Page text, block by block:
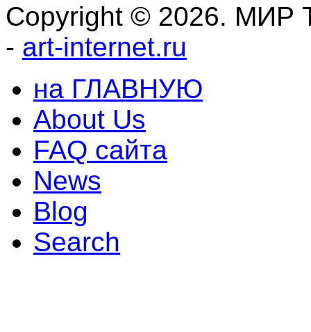
Copyright © 2026. МИР
- art-internet.ru
на ГЛАВНУЮ
About Us
FAQ сайта
News
Blog
Search